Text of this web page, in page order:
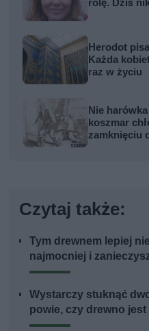
rolę. Dziś
Herodot
Każda
raz w życiu
Nie
koszmar
zamknięciu
Czytaj także:
Tym drewnem lepiej
najmocniej i
Wystarczy stuknąć
powie, czy drewno